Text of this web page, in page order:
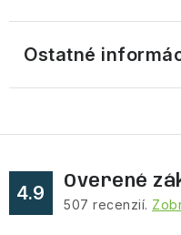
Ostatné
4.9
Overené
507 recenzií.